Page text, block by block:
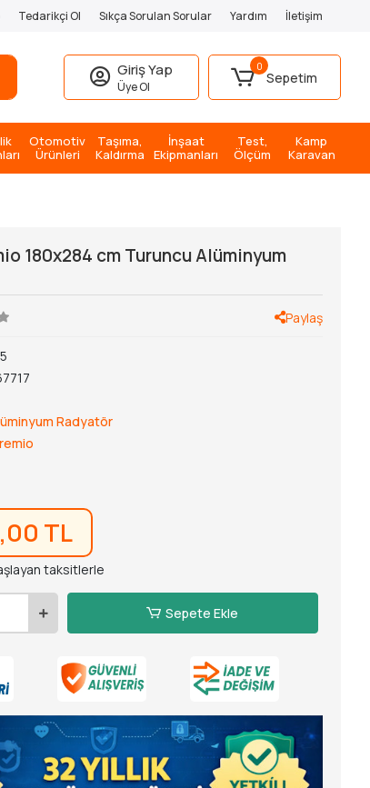
Tedarikçi Ol Sıkça Sorulan Sorular Yardım İletişim
Giriş Yap
Üye Ol
0
Sepetim
Otomotiv
Ürünleri
Taşıma,
Kaldırma
İnşaat
Ekipmanları
Test,
Ölçüm
Kamp
Karavan
180x284 cm Turuncu Alüminyum
Paylaş
Radyatör
TL
taksitlerle
Sepete Ekle